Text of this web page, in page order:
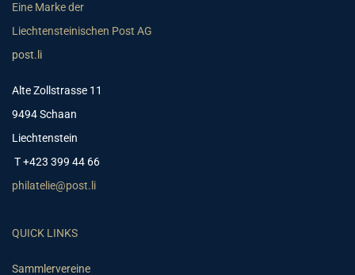
Eine Marke der
Liechtensteinischen Post AG
post.li
Alte Zollstrasse 11
9494 Schaan
Liechtenstein
T +423 399 44 66
philatelie@post.li
QUICK LINKS
Sammlervereine